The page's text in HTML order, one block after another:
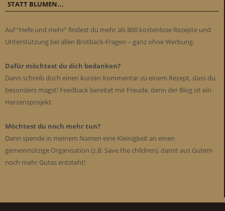
STATT BLUMEN…
Auf “Hefe und mehr” findest du mehr als 800 kostenlose Rezepte und
Unterstützung bei allen Brotback-Fragen – ganz ohne Werbung.
Dafür möchtest du dich bedanken?
Dann schreib doch einen kurzen Kommentar zu einem Rezept, dass du
besonders magst! Feedback bereitet mir Freude, denn der Blog ist ein
Herzensprojekt.
Möchtest du noch mehr tun?
Dann spende in meinem Namen eine Kleinigkeit an einen
gemeinnützige Organisation (z.B. Save the children), damit aus Gutem
noch mehr Gutes entsteht!